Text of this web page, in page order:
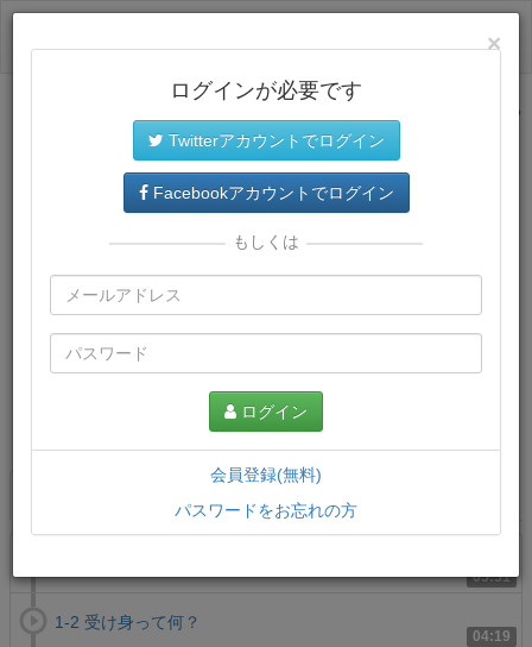
サイトトップに戻る
05:51
04:19
1-2 受け身って何？
×
ログインが必要です
Twitterアカウントでログイン
Facebookアカウントでログイン
もしくは
ログイン
会員登録(無料)
パスワードをお忘れの方